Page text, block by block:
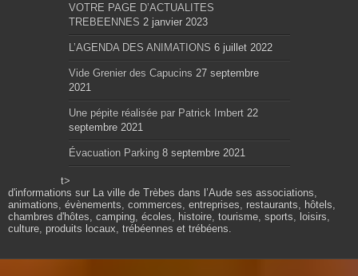
VOTRE PAGE D’ACTUALITES
TREBEENNES 2 janvier 2023
L’AGENDA DES ANIMATIONS 6 juillet 2022
Vide Grenier des Capucins 27 septembre
2021
Une pépite réalisée par Patrick Imbert 22
septembre 2021
Évacuation Parking 8 septembre 2021
t>
d'informations sur La ville de Trèbes dans l’Aude ses associations,
animations, évènements, commerces, entreprises, restaurants, hôtels,
chambres d'hôtes, camping, écoles, histoire, tourisme, sports, loisirs,
culture, produits locaux, trébéennes et trébéens.